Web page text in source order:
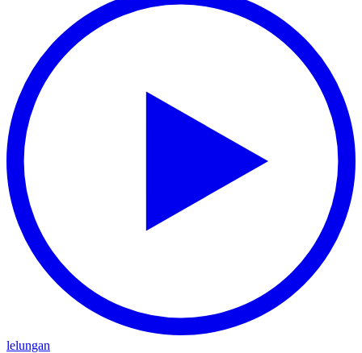
lelungan